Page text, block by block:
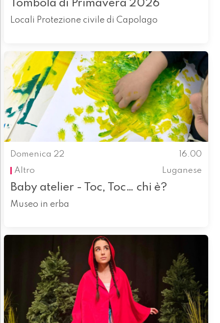
Tombola di Primavera 2026
Locali Protezione civile di Capolago
Domenica 22
16.00
Altro
Luganese
Baby atelier - Toc, Toc… chi è?
Museo in erba